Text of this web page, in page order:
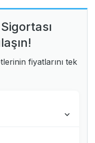
fiyatlarını tek